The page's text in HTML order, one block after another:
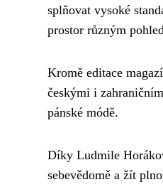
splňovat vysoké
prostor různým
Kromě editace
českými i
pánské módě.
Díky Ludmile
sebevědomě a žít